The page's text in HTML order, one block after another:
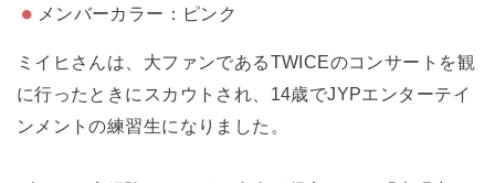
メンバーカラー：ピンク
ミイヒさんは、大ファンであるTWICEのコンサートを観
に行ったときにスカウトされ、14歳でJYPエンターテイ
ンメントの練習生になりました。